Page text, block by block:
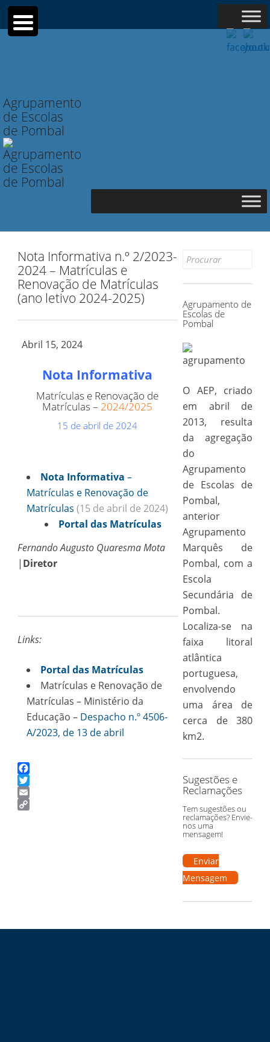
Agrupamento
de Escolas
de Pombal
Nota Informativa n.º 2/2023-
2024 – Matrículas e
Renovação de Matrículas
(ano letivo 2024-2025)
Abril 15, 2024
Nota Informativa
Matrículas e Renovação de
Matrículas – 2024/2025
15 de abril de 2024
Nota Informativa –
Matrículas e Renovação de
Matrículas (15 de abril de 2024)
Portal das Matrículas
Fernando Augusto Quaresma Mota
| Diretor
Links:
Portal das Matrículas
Matrículas e Renovação de
Matrículas – Ministério da
Educação – Despacho n.º 4506-
A/2023, de 13 de abril
Facebook
Twitter
Email
Search
Agrupamento de
Escolas de
Pombal
O AEP, criado
em abril de
2013, resulta
da agregação
do
Agrupamento
de Escolas de
Pombal,
anterior
Agrupamento
Marquês de
Pombal, com a
Escola
Secundária de
Pombal.
Localiza-se na
faixa litoral
atlântica
portuguesa,
envolvendo
uma área de
cerca de 380
km2.
Sugestões e
Reclamações
Tem sugestões ou
reclamações? Envie-
nos uma
mensagem!
Enviar
Mensagem